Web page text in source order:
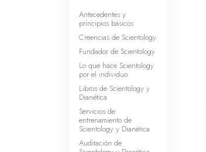
Antecedentes y
principios básicos
Creencias de Scientology
Fundador de Scientology
Lo que hace Scientology
por el individuo
Libros de Scientology y
Dianética
Servicios de
entrenamiento de
Scientology y Dianética
Auditación de